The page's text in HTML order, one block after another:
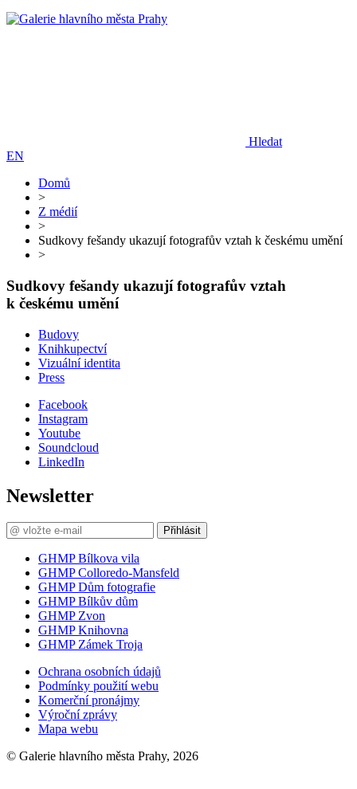
Hledat
EN
Domů
>
Z médií
>
Sudkovy fešandy ukazují fotografův vztah k českému umění
>
Sudkovy fešandy ukazují fotografův vztah
k českému umění
Budovy
Knihkupectví
Vizuální identita
Press
Facebook
Instagram
Youtube
Soundcloud
LinkedIn
Newsletter
Přihlásit
GHMP Bílkova vila
GHMP Colloredo-Mansfeld
GHMP Dům fotografie
GHMP Bílkův dům
GHMP Zvon
GHMP Knihovna
GHMP Zámek Troja
Ochrana osobních údajů
Podmínky použití webu
Komerční pronájmy
Výroční zprávy
Mapa webu
© Galerie hlavního města Prahy, 2026